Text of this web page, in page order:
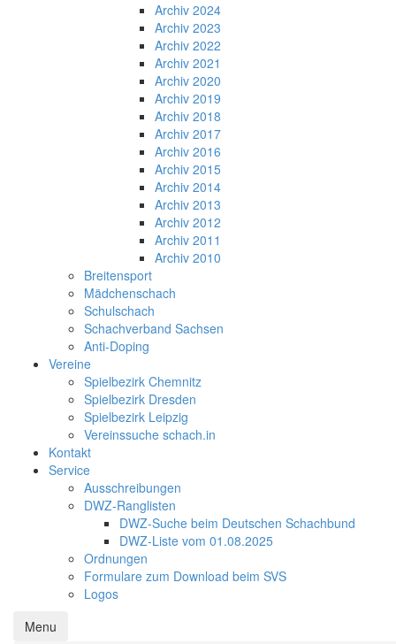
Archiv 2024
Archiv 2023
Archiv 2022
Archiv 2021
Archiv 2020
Archiv 2019
Archiv 2018
Archiv 2017
Archiv 2016
Archiv 2015
Archiv 2014
Archiv 2013
Archiv 2012
Archiv 2011
Archiv 2010
Breitensport
Mädchenschach
Schulschach
Schachverband Sachsen
Anti-Doping
Vereine
Spielbezirk Chemnitz
Spielbezirk Dresden
Spielbezirk Leipzig
Vereinssuche schach.in
Kontakt
Service
Ausschreibungen
DWZ-Ranglisten
DWZ-Suche beim Deutschen Schachbund
DWZ-Liste vom 01.08.2025
Ordnungen
Formulare zum Download beim SVS
Logos
Menu